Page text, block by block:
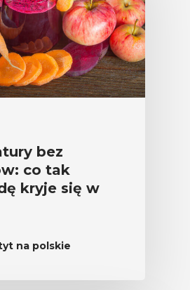
bez
co tak
kryje się w
na polskie